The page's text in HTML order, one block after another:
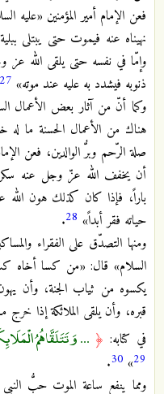
فعن الإمام أمير المؤمنين
نهيناه عنه فيموت حتى يبتلى
وإمّا في نفسه حتى يلقى الله عز
ذنوبه فيشدد به عليه عند موته» 27
وكما أنّ من آثار بعض الأعمال
هناك من الأعمال الحسنة ما له
صلة الرّحم وبرُّ الوالدين، فعن
أن يخفف الله عزّ وجل عنه
باراً، فإذا كان كذلك هون
حياته فقر أبداً» 28
.
ومنها التصدّق على الفقراء
السلام» قال: «من كسا أخاه
يكسوه من ثياب الجنة، وأن
قبره، وأن يلقى الملائكة إذا
في كتابه: ﴿ ... وَتَتَلَقَّاهُمُ
29
»
30
.
ومما ينفع ساعة الموت حبُّ